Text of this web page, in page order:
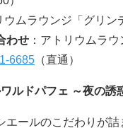
ウムラウンジ「グリン
わせ ：アトリウムラ
6685 （直通）
ルドパフェ ～夜の誘
エールのこだわりが詰